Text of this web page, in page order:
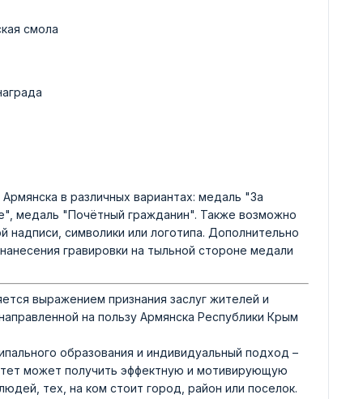
смола
в различных вариантах: медаль "За
медаль "Почётный гражданин". Также возможно
надписи, символики или логотипа. Дополнительно
гравировки на тыльной стороне медали
выражением признания заслуг жителей и
на пользу Армянска Республики Крым
образования и индивидуальный подход –
может получить эффектную и мотивирующую
тех, на ком стоит город, район или поселок.